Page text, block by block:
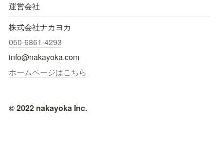
運営会社
株式会社ナカヨカ
050-6861-4293
info@nakayoka.com
ホームページはこちら
© 2022 nakayoka Inc.